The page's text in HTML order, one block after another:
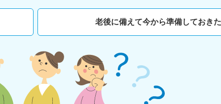
老後に備えて今から準備しておき